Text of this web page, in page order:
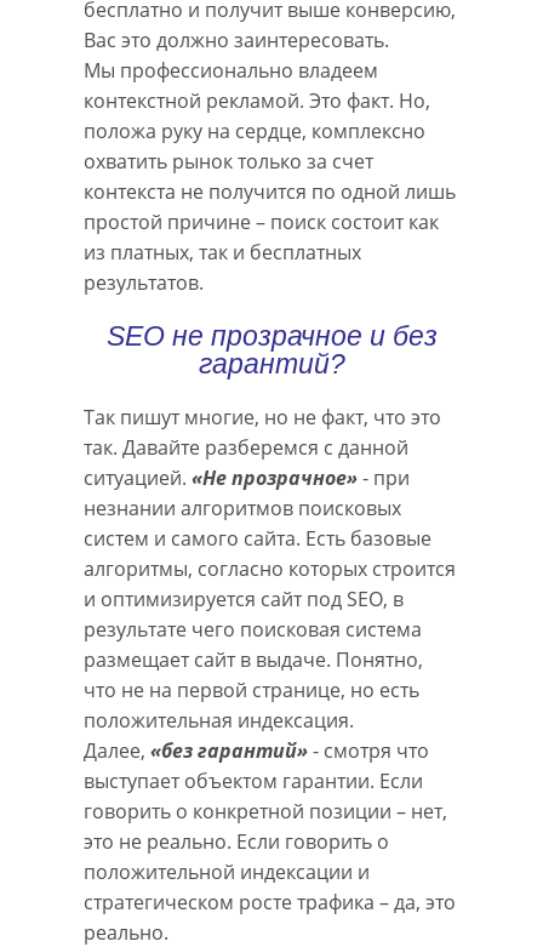
бесплатно и получит выше конверсию,
Вас это должно заинтересовать.
Мы профессионально владеем
контекстной рекламой. Это факт. Но,
положа руку на сердце, комплексно
охватить рынок только за счет
контекста не получится по одной лишь
простой причине – поиск состоит как
из платных, так и бесплатных
результатов.
SEO не прозрачное и без
гарантий?
Так пишут многие, но не факт, что это
так. Давайте разберемся с данной
ситуацией. «Не прозрачное»- при
незнании алгоритмов поисковых
систем и самого сайта. Есть базовые
алгоритмы, согласно которых строится
и оптимизируется сайт под SEO, в
результате чего поисковая система
размещает сайт в выдаче. Понятно,
что не на первой странице, но есть
положительная индексация.
Далее, «без гарантий»- смотря что
выступает объектом гарантии. Если
говорить о конкретной позиции – нет,
это не реально. Если говорить о
положительной индексации и
стратегическом росте трафика – да, это
реально.